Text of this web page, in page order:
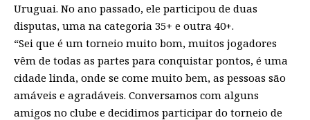
Uruguai. No ano passado, ele participou de duas
disputas, uma na categoria 35+ e outra 40+.
“Sei que é um torneio muito bom, muitos jogadores
vêm de todas as partes para conquistar pontos, é uma
cidade linda, onde se come muito bem, as pessoas são
amáveis e agradáveis. Conversamos com alguns
amigos no clube e decidimos participar do torneio de